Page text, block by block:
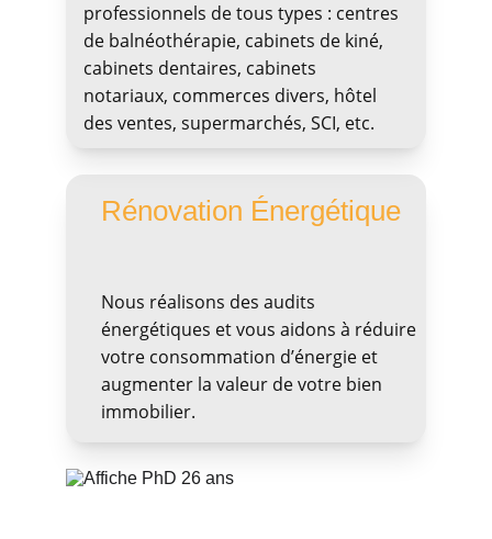
Rénovation Énergétique
Nous réalisons des audits
énergétiques et vous aidons à réduire
votre consommation d’énergie et
augmenter la valeur de votre bien
immobilier.
professionnels de tous types : centres
de balnéothérapie, cabinets de kiné,
cabinets dentaires, cabinets
notariaux, commerces divers, hôtel
des ventes, supermarchés, SCI, etc.